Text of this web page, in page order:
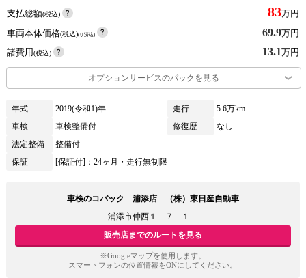
支払総額(税込) 83万円
車両本体価格(税込)(リ済込) 69.9万円
諸費用(税込) 13.1万円
オプションサービスのパックを見る
年式 2019(令和1)年 走行
5.6万km
車検
車検整備付 修復歴
なし
法定整備
整備付
保証
[保証付]：24ヶ月・走行無制限
車検のコバック 浦添店 （株）東日産自動車
浦添市仲西１－７－１
販売店までのルートを見る
※Googleマップを使用します。
スマートフォンの位置情報をONにしてください。